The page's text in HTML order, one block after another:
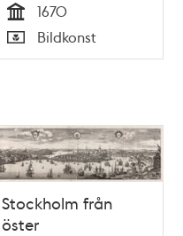
Tid
1670
Typ
Bildkonst
Stockholm från
öster